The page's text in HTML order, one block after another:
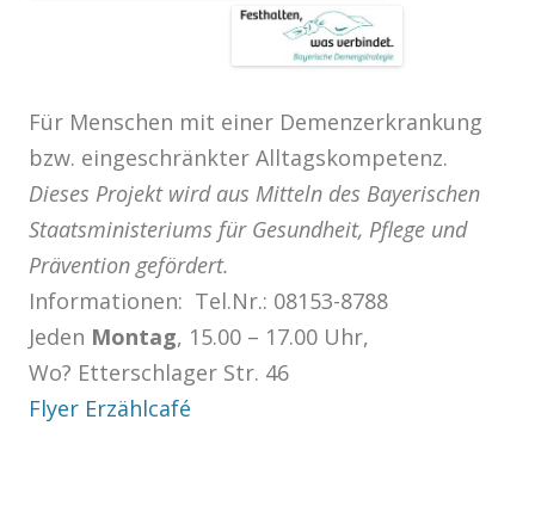
Für Menschen mit einer Demenzerkrankung
bzw. eingeschränkter Alltagskompetenz.
Dieses Projekt wird aus Mitteln des Bayerischen
Staatsministeriums für Gesundheit, Pflege und
Prävention gefördert.
Informationen: Tel.Nr.: 08153-8788
Jeden Montag, 15.00 – 17.00 Uhr,
Wo? Etterschlager Str. 46
Flyer Erzählcafé